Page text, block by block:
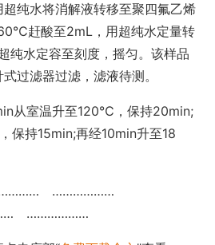
纯水将消解液转移至聚四氟乙烯
赶酸至2mL，用超纯水定量转
纯水定容至刻度，摇匀。该样品
过滤器过滤，滤液待测。
从室温升至120℃，保持20min;
保持15min;再经10min升至18
………………
………………